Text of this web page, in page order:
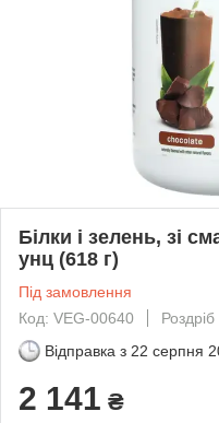
Білки і зелень, зі
унц (618 г)
Під замовлення
Код: VEG-00640
Роздріб
Відправка з 22 серпня
2 141 ₴